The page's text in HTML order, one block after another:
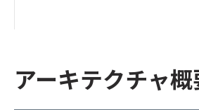
アーキテクチャ概